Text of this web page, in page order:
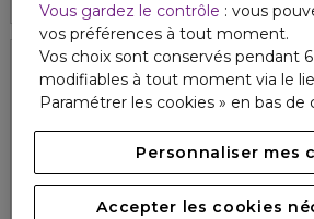
Vous gardez le contrôle : vous
vos préférences à tout moment.
Vos choix sont conservés pendant
modifiables à tout moment via le
Paramétrer les cookies » en bas de
Personnaliser mes
Accepter les cookies